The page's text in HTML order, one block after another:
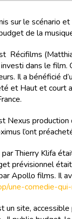
sur le scénario
de la
Récifilms
dans le film.
Il a bénéficié
et Haut et court
Nexus
l’ont
Thierry Klifa
prévisionnel
Apollo films. Il
une-comedie-
un site,